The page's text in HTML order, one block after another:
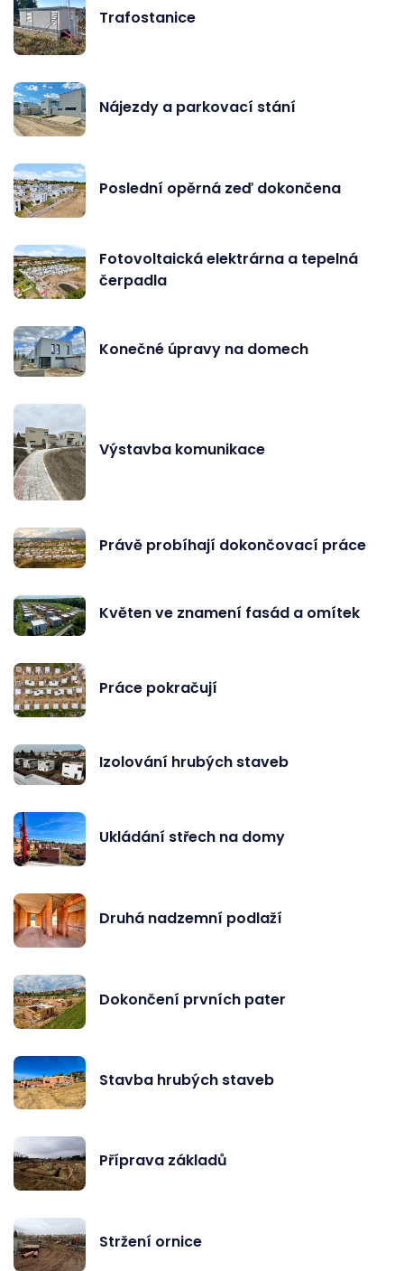
Trafostanice
Nájezdy a parkovací stání
Poslední opěrná zeď dokončena
Fotovoltaická elektrárna a tepelná
čerpadla
Konečné úpravy na domech
Výstavba komunikace
Právě probíhají dokončovací práce
Květen ve znamení fasád a omítek
Práce pokračují
Izolování hrubých staveb
Ukládání střech na domy
Druhá nadzemní podlaží
Dokončení prvních pater
Stavba hrubých staveb
Příprava základů
Stržení ornice